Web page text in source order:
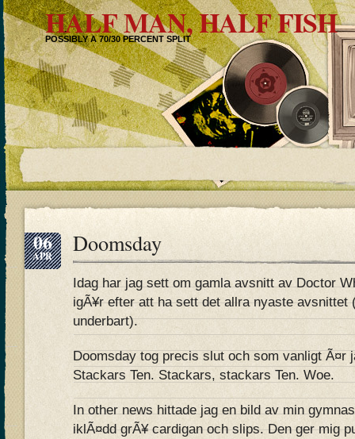
HALF MAN, HALF FISH
POSSIBLY A 70/30 PERCENT SPLIT
06
APR Doomsday
Idag har jag sett om gamla avsnitt av Doctor
igÃ¥r efter att ha sett det allra nyaste
underbart).
Doomsday tog precis slut och som vanligt Ã¤r
Stackars Ten. Stackars, stackars Ten. Woe.
In other news hittade jag en bild av min
iklÃ¤dd grÃ¥ cardigan och slips. Den ger mig